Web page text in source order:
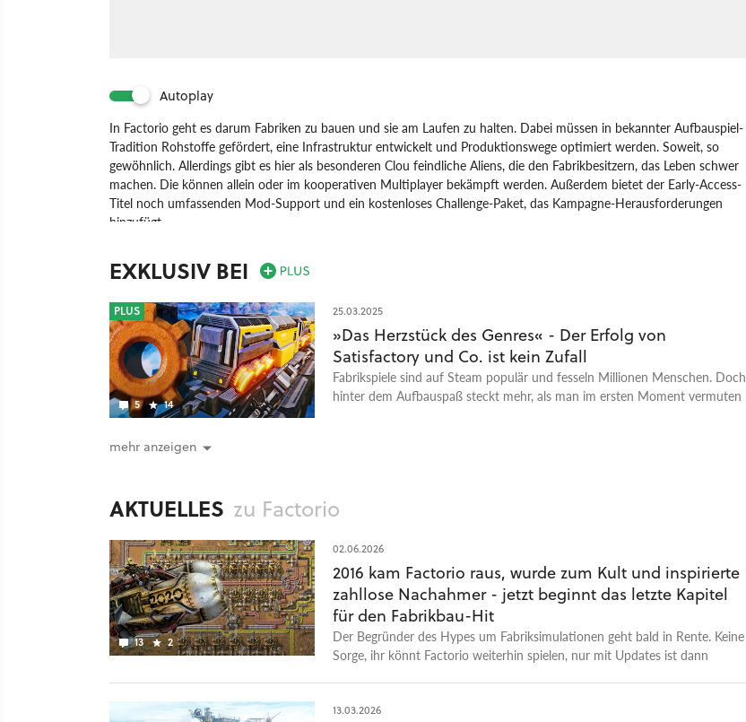
Autoplay
In Factorio geht es darum Fabriken zu bauen und sie am Laufen zu halten. Dabei müssen in bekannter Aufbauspiel-
Tradition Rohstoffe gefördert, eine Infrastruktur entwickelt und Produktionswege optimiert werden. Soweit, so
gewöhnlich. Allerdings gibt es hier als besonderen Clou feindliche Aliens, die den Fabrikbesitzern, das Leben schwer
machen. Die können allein oder im kooperativen Multiplayer bekämpft werden. Außerdem bietet der Early-Access-
Titel noch umfassenden Mod-Support und ein kostenloses Challenge-Paket, das Kampagne-Herausforderungen
hinzufügt.
EXKLUSIV BEI
5 14
PLUS 25.03.2025
»Das Herzstück des Genres« - Der Erfolg von
Satisfactory und Co. ist kein Zufall
Fabrikspiele sind auf Steam populär und fesseln Millionen Menschen. Doch
hinter dem Aufbauspaß steckt mehr, als man im ersten Moment vermuten
mehr anzeigen
AKTUELLES zu Factorio
13 2
02.06.2026
2016 kam Factorio raus, wurde zum Kult und inspirierte
zahllose Nachahmer - jetzt beginnt das letzte Kapitel
für den Fabrikbau-Hit
Der Begründer des Hypes um Fabriksimulationen geht bald in Rente. Keine
Sorge, ihr könnt Factorio weiterhin spielen, nur mit Updates ist dann
13.03.2026